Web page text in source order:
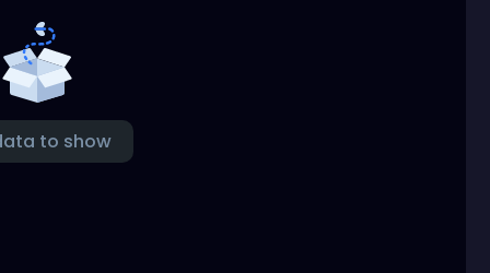
to show